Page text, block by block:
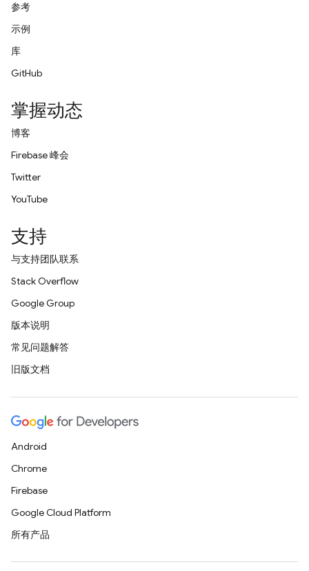
参考
示例
库
GitHub
掌握动态
博客
Firebase 峰会
Twitter
YouTube
支持
与支持团队联系
Stack Overflow
Google Group
版本说明
常见问题解答
旧版文档
Android
Chrome
Firebase
Google Cloud Platform
所有产品